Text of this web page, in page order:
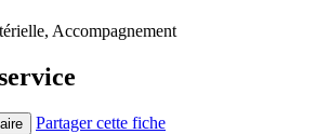
Accompagnement
Partager cette fiche